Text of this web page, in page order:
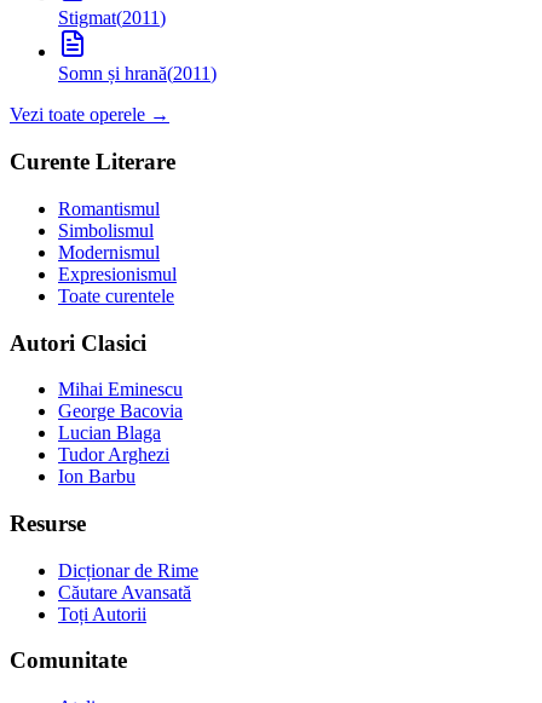
Stigmat(2011)
Somn și hrană(2011)
Vezi toate operele →
Curente Literare
Romantismul
Simbolismul
Modernismul
Expresionismul
Toate curentele
Autori Clasici
Mihai Eminescu
George Bacovia
Lucian Blaga
Tudor Arghezi
Ion Barbu
Resurse
Dicționar de Rime
Căutare Avansată
Toți Autorii
Comunitate